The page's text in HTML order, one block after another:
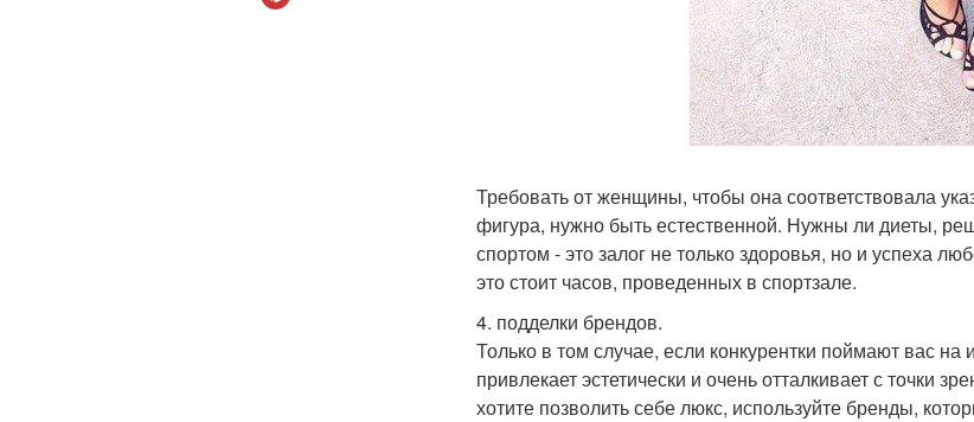
Требовать от женщины, чтобы она соответствовала
фигура, нужно быть естественной. Нужны ли диеты,
спортом - это залог не только здоровья, но и успеха
это стоит часов, проведенных в спортзале.
4. подделки брендов.
Только в том случае, если конкурентки поймают вас
привлекает эстетически и очень отталкивает с точки
хотите позволить себе люкс, используйте бренды,